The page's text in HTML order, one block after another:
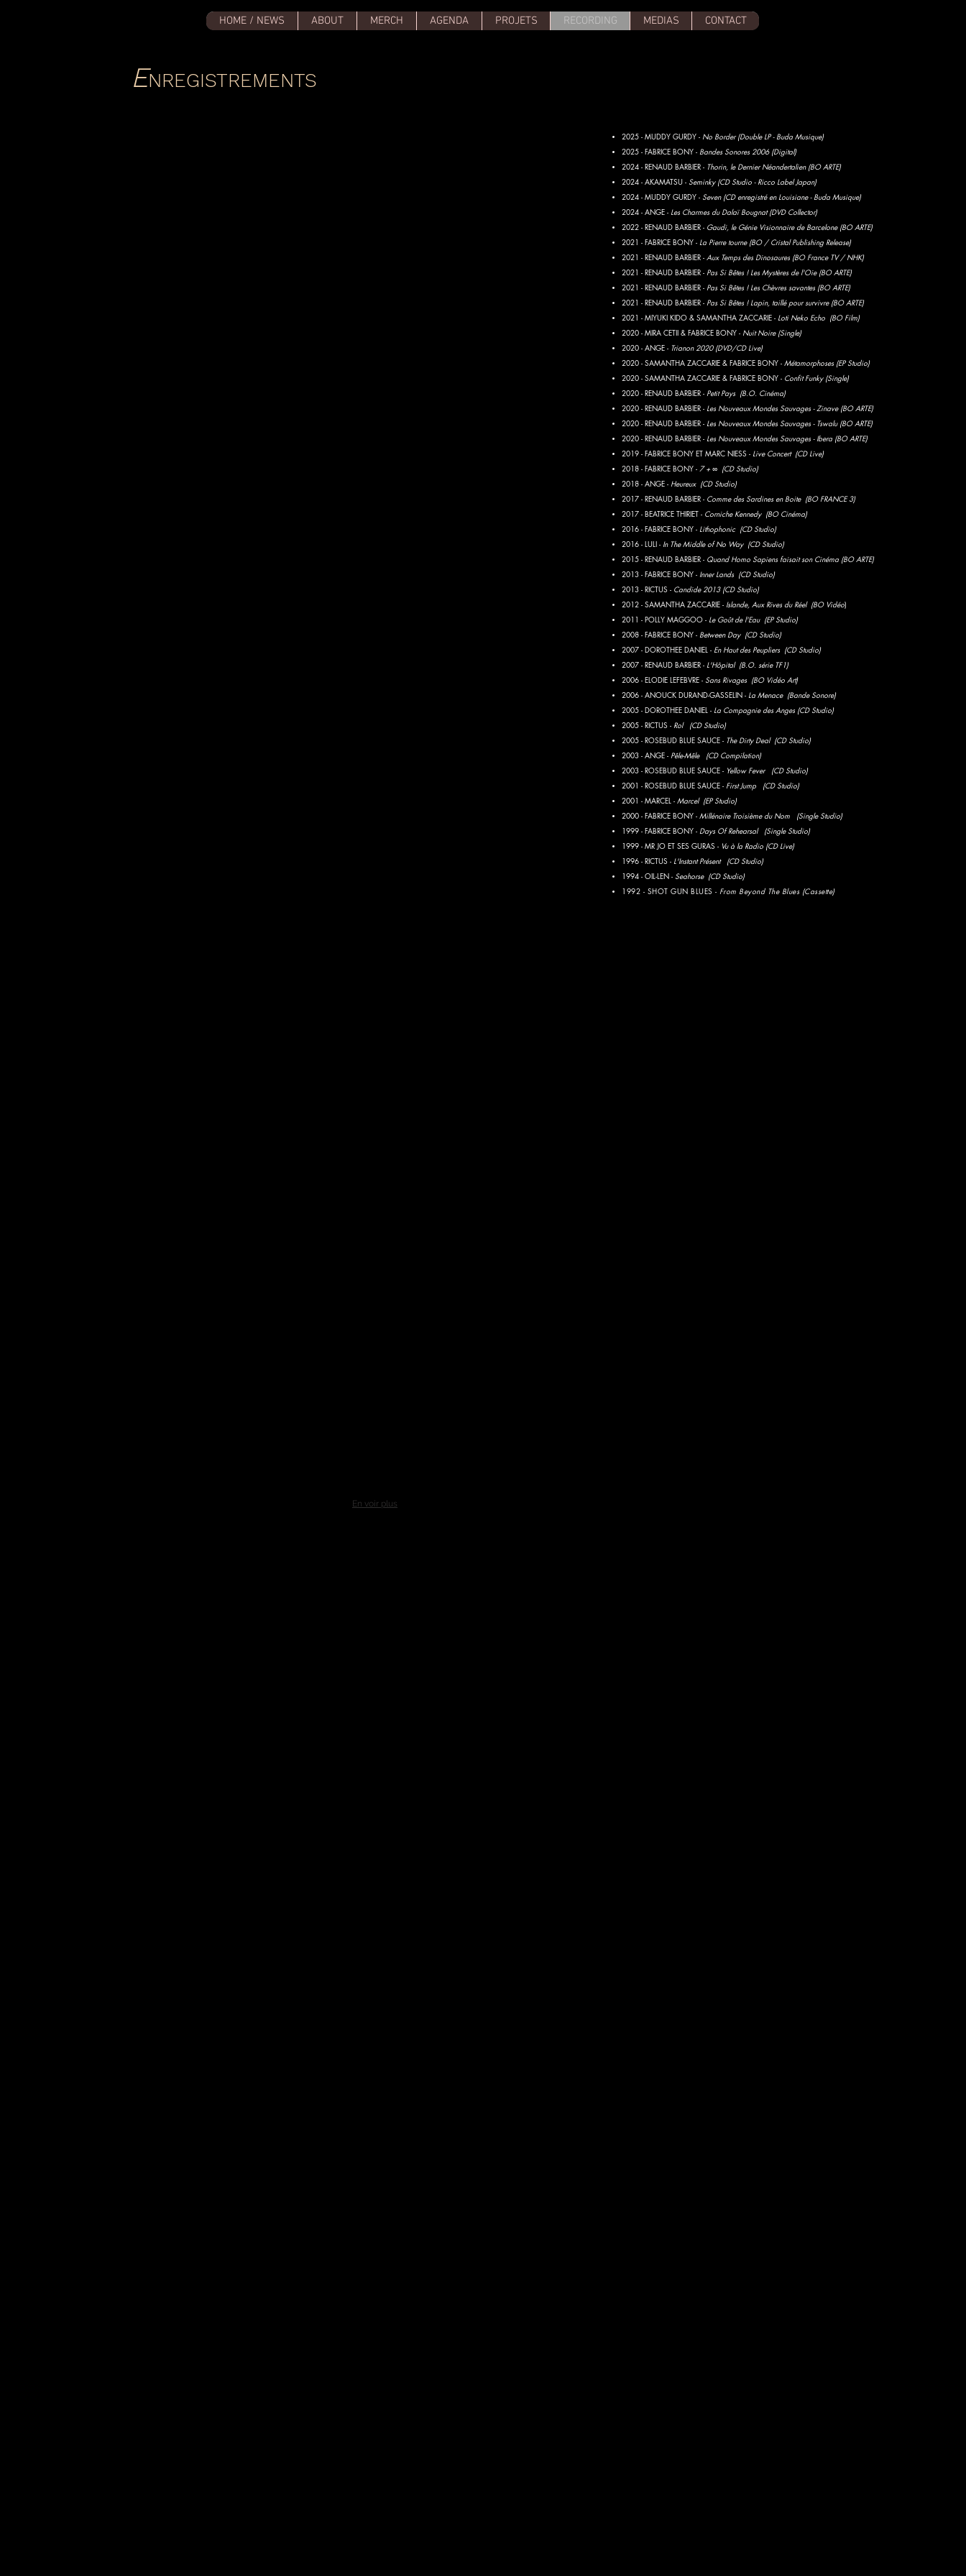
HOME / NEWS ABOUT MERCH AGENDA PROJETS RECORDING MEDIAS CONTACT
ENREGISTREMENTS
En voir plus
2025 - MUDDY GURDY - No Border (Double LP - Buda Musique)
2025 - FABRICE BONY - Bandes Sonores 2006 (Digital)
2024 - RENAUD BARBIER - Thorin, le Dernier Néandertalien (BO ARTE)
2024 - AKAMATSU - Seminky (CD Studio - Ricco Label Japan)
2024 - MUDDY GURDY - Seven (CD enregistré en Louisiane - Buda Musique)
2024 - ANGE - Les Charmes du Dalaï Bougnat (DVD Collector)
2022 - RENAUD BARBIER - Gaudi, le Génie Visionnaire de Barcelone (BO ARTE)
2021 - FABRICE BONY - La Pierre tourne (BO / Cristal Publishing Release)
2021 - RENAUD BARBIER - Aux Temps des Dinosaures (BO France TV / NHK)
2021 - RENAUD BARBIER - Pas Si Bêtes ! Les Mystères de l'Oie (BO ARTE)
2021 - RENAUD BARBIER - Pas Si Bêtes ! Les Chèvres savantes (BO ARTE)
2021 - RENAUD BARBIER - Pas Si Bêtes ! Lapin, taillé pour survivre (BO ARTE)
2021 - MIYUKI KIDO & SAMANTHA ZACCARIE - Loti Neko Echo (BO Film)
2020 - MIRA CETII & FABRICE BONY - Nuit Noire (Single)
2020 - ANGE - Trianon 2020 (DVD/CD Live)
2020 - SAMANTHA ZACCARIE & FABRICE BONY - Métamorphoses (EP Studio)
2020 - SAMANTHA ZACCARIE & FABRICE BONY - Confit Funky (Single)
2020 - RENAUD BARBIER - Petit Pays (B.O. Cinéma)
2020 - RENAUD BARBIER - Les Nouveaux Mondes Sauvages - Zinave (BO ARTE)
2020 - RENAUD BARBIER - Les Nouveaux Mondes Sauvages - Tswalu (BO ARTE)
2020 - RENAUD BARBIER - Les Nouveaux Mondes Sauvages - Ibera (BO ARTE)
2019 - FABRICE BONY ET MARC NIESS - Live Concert (CD Live)
2018 - FABRICE BONY - 7 + ∞ (CD Studio)
2018 - ANGE - Heureux (CD Studio)
2017 - RENAUD BARBIER - Comme des Sardines en Boite (BO FRANCE 3)
2017 - BEATRICE THIRIET - Corniche Kennedy (BO Cinéma)
2016 - FABRICE BONY - Lithophonic (CD Studio)
2016 - LULI - In The Middle of No Way (CD Studio)
2015 - RENAUD BARBIER - Quand Homo Sapiens faisait son Cinéma (BO ARTE)
2013 - FABRICE BONY - Inner Lands (CD Studio)
2013 - RICTUS - Candide 2013 (CD Studio)
2012 - SAMANTHA ZACCARIE - Islande, Aux Rives du Réel (BO Vidéo)
2011 - POLLY MAGGOO - Le Goût de l'Eau (EP Studio)
2008 - FABRICE BONY - Between Day (CD Studio)
2007 - DOROTHEE DANIEL - En Haut des Peupliers (CD Studio)
2007 - RENAUD BARBIER - L'Hôpital (B.O. série TF1)
2006 - ELODIE LEFEBVRE - Sans Rivages (BO Vidéo Art)
2006 - ANOUCK DURAND-GASSELIN - La Menace (Bande Sonore)
2005 - DOROTHEE DANIEL - La Compagnie des Anges (CD Studio)
2005 - RICTUS - Rol
(CD Studio)
2005 - ROSEBUD BLUE SAUCE - The Dirty Deal (CD Studio)
2003 - ANGE - Pêle-Mêle (CD Compilation)
2003 - ROSEBUD BLUE SAUCE - Yellow Fever (CD Studio)
2001 - ROSEBUD BLUE SAUCE - First Jump (CD Studio)
2001 - MARCEL - Marcel (EP Studio)
2000 - FABRICE BONY - Millénaire Troisième du Nom (Single Studio)
1999 - FABRICE BONY - Days Of Rehearsal (Single Studio)
1999 - MR JO ET SES GURAS - Vu à la Radio (CD Live)
1996 - RICTUS - L'Instant Présent (CD Studio)
1994 - OIL-LEN - Seahorse (CD Studio)
1992 - SHOT GUN BLUES - From Beyond The Blues (Cassette)